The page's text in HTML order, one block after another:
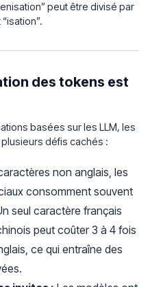
peut être divisé par
des tokens est
basées sur les LLM, les
défis cachés :
non anglais, les
consomment souvent
seul caractère français
peut coûter 3 à 4 fois
ce qui entraîne des